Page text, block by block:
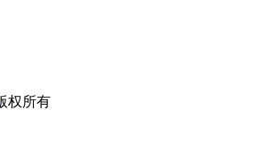
权所有